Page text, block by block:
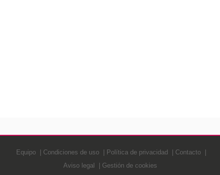
Equipo Condiciones de uso Política de privacidad
Contacto
Aviso legal
Gestión de cookies